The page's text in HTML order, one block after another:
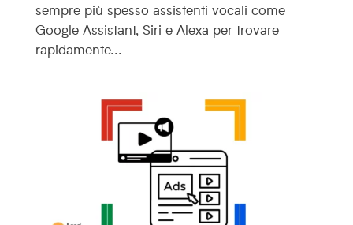
sempre più spesso assistenti vocali come
Google Assistant, Siri e Alexa per trovare
rapidamente...